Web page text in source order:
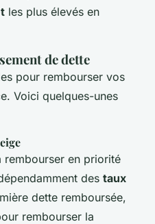
les plus élevés en
de dette
pour rembourser vos
Voici quelques-unes
rembourser en priorité
des taux
dette remboursée,
rembourser la